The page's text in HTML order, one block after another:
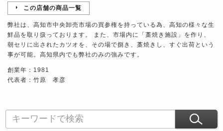
この店舗の商品一覧
弊社は、高知市中央卸売市場の買参権を持っている為、高知の様々な生
鮮品を取り扱っております。 また、市場内に「藁焼き施設」を作り、
朝セリに出されたカツオを、その場で捌き、藁焼きし、すぐ出荷という
事が可能。高知県内でも弊社のみの強みです。
創業年：1981
代表者：竹原 孝彦